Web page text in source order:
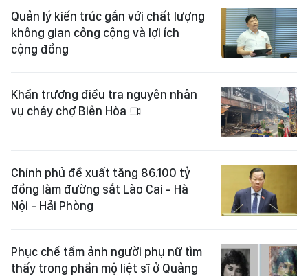
Quản lý kiến trúc gắn với chất lượng
không gian công cộng và lợi ích
cộng đồng
Khẩn trương điều tra nguyên nhân
vụ cháy chợ Biên Hòa
Chính phủ đề xuất tăng 86.100 tỷ
đồng làm đường sắt Lào Cai - Hà
Nội - Hải Phòng
Phục chế tấm ảnh người phụ nữ tìm
thấy trong phần mộ liệt sĩ ở Quảng